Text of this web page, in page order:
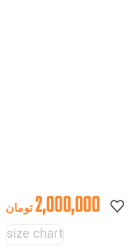
2,000,000 تومان
size chart